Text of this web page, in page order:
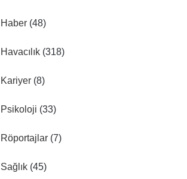
Haber (48)
Havacılık (318)
Kariyer (8)
Psikoloji (33)
Röportajlar (7)
Sağlık (45)